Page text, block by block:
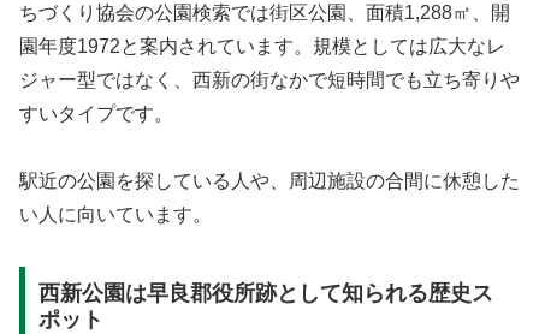
ちづくり協会の公園検索では街区公園、面積1,288㎡、開
園年度1972と案内されています。規模としては広大なレ
ジャー型ではなく、西新の街なかで短時間でも立ち寄りや
すいタイプです。
駅近の公園を探している人や、周辺施設の合間に休憩した
い人に向いています。
西新公園は早良郡役所跡として知られる歴史ス
ポット